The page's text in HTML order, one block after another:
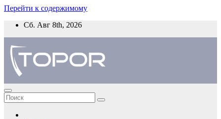
Перейти к содержимому
Сб. Авг 8th, 2026